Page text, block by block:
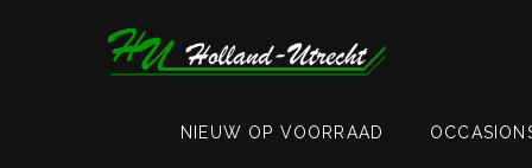
NIEUW OP VOORRAAD